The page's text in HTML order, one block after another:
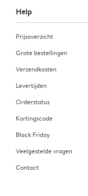
Help
Prijsoverzicht
Grote bestellingen
Verzendkosten
Levertijden
Orderstatus
Kortingscode
Black Friday
Veelgestelde vragen
Contact